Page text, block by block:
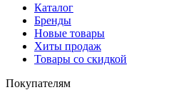
Каталог
Бренды
Новые товары
Хиты продаж
Товары со скидкой
Покупателям